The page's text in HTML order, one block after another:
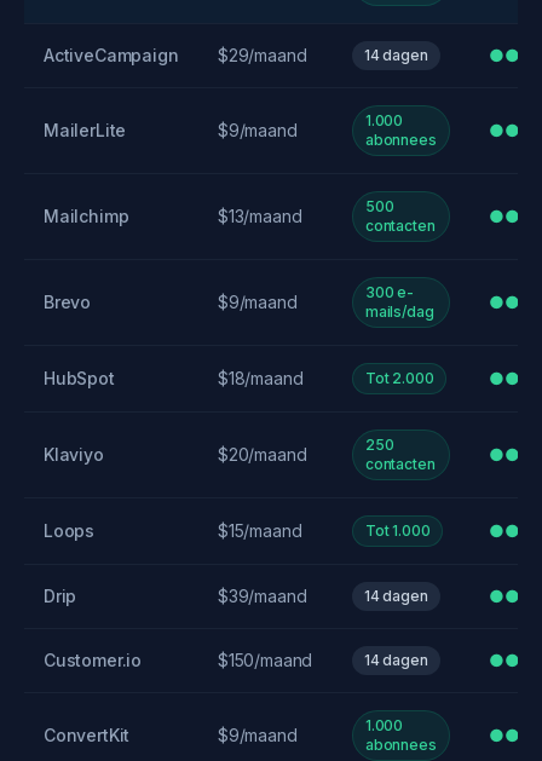
ActiveCampaign $29/maand 14 dagen ●●●
MailerLite $9/maand
1.000
abonnees
●●
Mailchimp $13/maand
500
contacten
●●
Brevo $9/maand
300 e-
mails/dag
●●
HubSpot $18/maand Tot 2.000 ●●●
Klaviyo $20/maand
250
contacten
●●●
Loops $15/maand Tot 1.000 ●●
Drip $39/maand 14 dagen ●●●
Customer.io $150/maand 14 dagen ●●●
ConvertKit $9/maand
1.000
abonnees
●●●